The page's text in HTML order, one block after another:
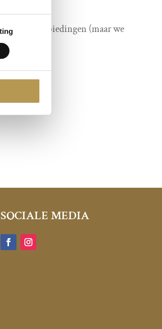
pakketaanbiedingen (maar we
SOCIALE MEDIA